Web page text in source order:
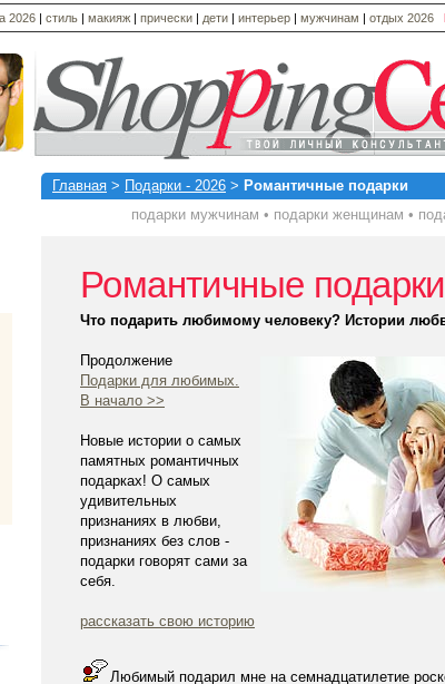
2026 | стиль | макияж | прически | дети | интерьер | мужчинам | отдых 2026
Главная > Подарки - 2026 > Романтичные подарки
подарки мужчинам • подарки женщинам •
Романтичные
Что подарить любимому человеку? Истории
Продолжение
Подарки для любимых.
В начало >>
Новые истории о самых
памятных романтичных
подарках! О самых
удивительных
признаниях в любви,
признаниях без слов -
подарки говорят сами за
себя.
рассказать свою историю
Любимый подарил мне на семнадцатилетие